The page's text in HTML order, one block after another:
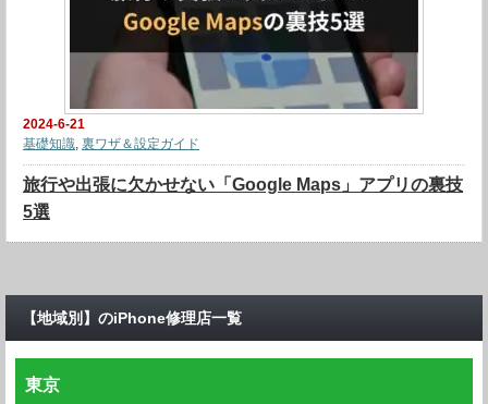
2024-6-21
基礎知識 裏ワザ＆設定ガイド
旅行や出張に欠かせない「Google Maps」アプリの裏技
5選
【地域別】のiPhone修理店一覧
東京